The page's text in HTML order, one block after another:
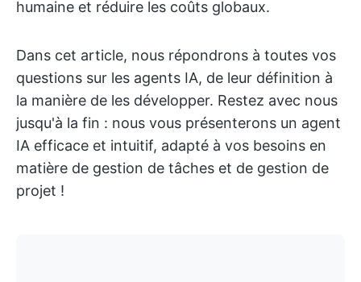
humaine et réduire les coûts globaux.
Dans cet article, nous répondrons à toutes vos
questions sur les agents IA, de leur définition à
la manière de les développer. Restez avec nous
jusqu'à la fin : nous vous présenterons un agent
IA efficace et intuitif, adapté à vos besoins en
matière de gestion de tâches et de gestion de
projet !